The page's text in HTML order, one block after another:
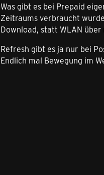
Was gibt es bei Prepaid
Zeitraums verbraucht
Download, statt WLAN über
Refresh gibt es ja nur bei
Endlich mal Bewegung im